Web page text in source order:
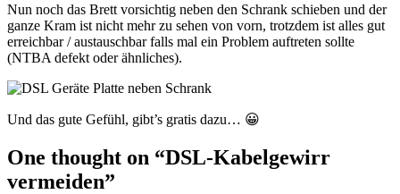
Nun noch das Brett vorsichtig neben den Schrank schieben und der
ganze Kram ist nicht mehr zu sehen von vorn, trotzdem ist alles gut
erreichbar / austauschbar falls mal ein Problem auftreten sollte
(NTBA defekt oder ähnliches).
Und das gute Gefühl, gibt’s gratis dazu… 😀
One thought on “DSL-Kabelgewirr
vermeiden”